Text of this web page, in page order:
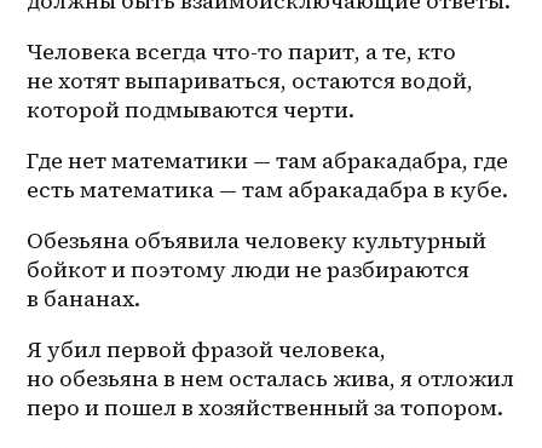
Человека всегда что-то парит, а те, кто
не хотят выпариваться, остаются водой,
которой подмываются черти.
Где нет математики — там абракадабра, где
есть математика — там абракадабра в кубе.
Обезьяна объявила человеку культурный
бойкот и поэтому люди не разбираются
в бананах.
Я убил первой фразой человека,
но обезьяна в нем осталась жива, я отложил
перо и пошел в хозяйственный за топором.